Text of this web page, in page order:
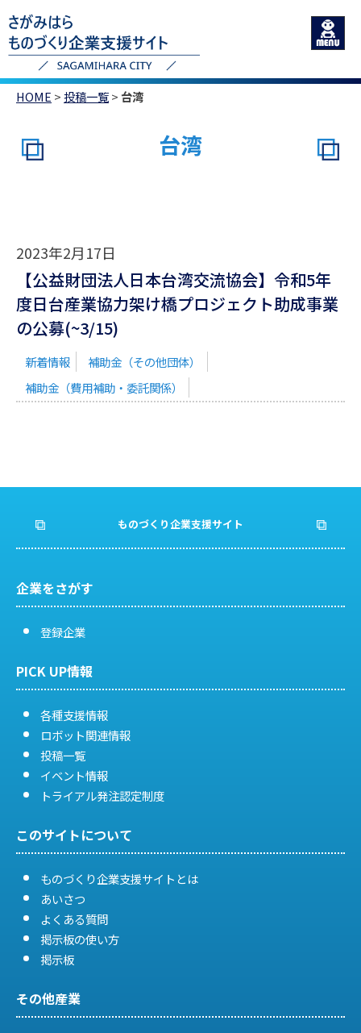
HOME >投稿一覧> 台湾
台湾
2023年2月17日
【公益財団法人日本台湾交流協会】令和5年
度日台産業協力架け橋プロジェクト助成事業
の公募(~3/15)
新着情報
補助金（その他団体）
補助金（費用補助・委託関係）
ものづくり企業支援サイト
企業をさがす
登録企業
PICK UP情報
各種支援情報
ロボット関連情報
投稿一覧
イベント情報
トライアル発注認定制度
このサイトについて
ものづくり企業支援サイトとは
あいさつ
よくある質問
掲示板の使い方
掲示板
その他産業